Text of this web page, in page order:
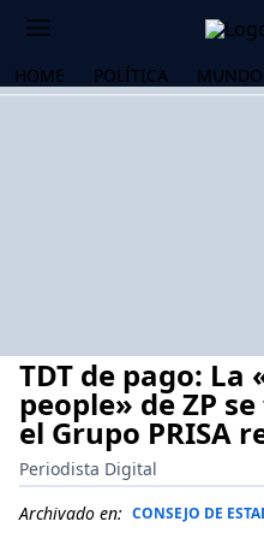
HOME POLÍTICA MUNDO
TDT de pago: La
people» de ZP
el Grupo PRISA
Periodista Digital
Archivado en: CONSEJO DE